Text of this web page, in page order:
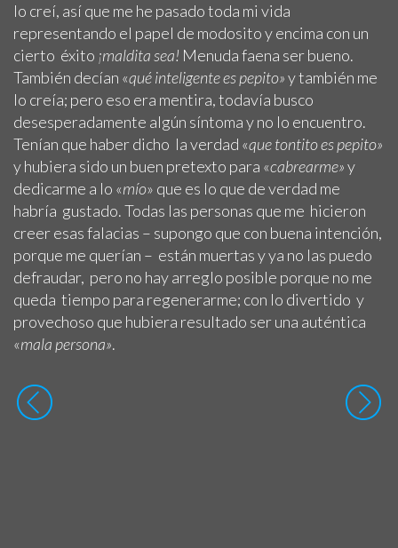
lo creí, así que me he pasado toda mi vida
representando el papel de modosito y encima con un
cierto éxito ¡maldita sea! Menuda faena ser bueno.
También decían «qué inteligente es pepito»y también me
lo creía; pero eso era mentira, todavía busco
desesperadamente algún síntoma y no lo encuentro.
Tenían que haber dicho la verdad «que tontito es pepito»
y hubiera sido un buen pretexto para «cabrearme»y
dedicarme a lo «mío» que es lo que de verdad me
habría gustado. Todas las personas que me hicieron
creer esas falacias – supongo que con buena intención,
porque me querían – están muertas y ya no las puedo
defraudar, pero no hay arreglo posible porque no me
queda tiempo para regenerarme; con lo divertido y
provechoso que hubiera resultado ser una auténtica
«mala persona».